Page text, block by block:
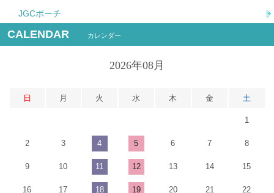
JGCポーチ
CALENDAR カレンダー
2026年08月
日 月 火 水 木 金 土
1
2 3 4 5 6 7 8
9 10 11 12 13 14 15
16 17 18 19 20 21 22